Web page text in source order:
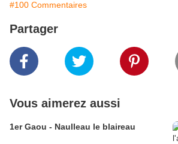
#100 Commentaires
Partager
Vous aimerez aussi
1er Gaou - Naulleau le blaireau